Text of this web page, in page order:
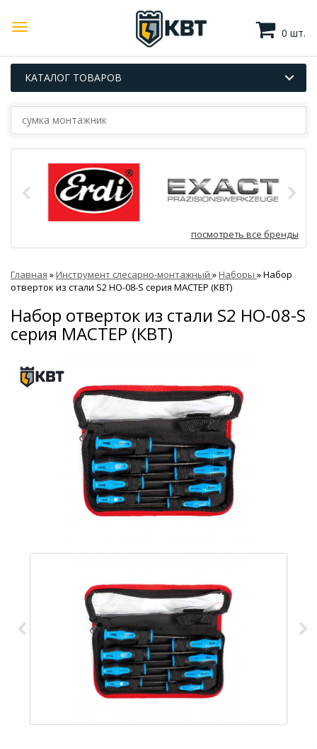
0 шт.
КАТАЛОГ ТОВАРОВ
посмотреть все бренды
Главная »Инструмент слесарно-монтажный »Наборы »Набор
отверток из стали S2 НО-08-S серия МАСТЕР (КВТ)
Набор отверток из стали S2 НО-08-S
серия МАСТЕР (КВТ)